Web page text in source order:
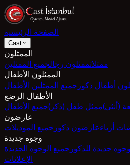
الصفحة الرئيسية
Cast
الممثلون
ممثلاتممثلون رجالجميع الممثلين
الممثلون الأطفال
أطفال ذكور جميع الممثلين الأطفال
الأطفال الرضع
(أنثى)ممثل طفل (ذكر)جميع الأطفال
عارضون
أزياءعارضون ذكور جميع الموديلات
وجوه جديدة
وجوه جديدة للذكور جميع الوجوه الجديدة
الإعلانات